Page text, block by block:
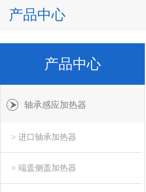
产品中心
产品中心
轴承感应加热器
> 进口轴承加热器
> 端盖侧盖加热器